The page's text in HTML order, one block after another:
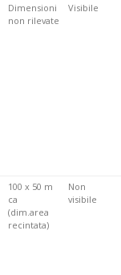
Dimensioni
non rilevate
Visibile
100 x 50 m
ca
(dim.area
recintata)
Non
visibile